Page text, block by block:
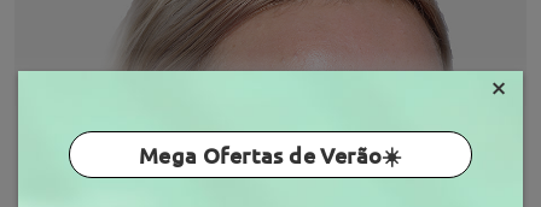
MOSTRAR MAIS
×
Mega Ofertas de Verão☀️